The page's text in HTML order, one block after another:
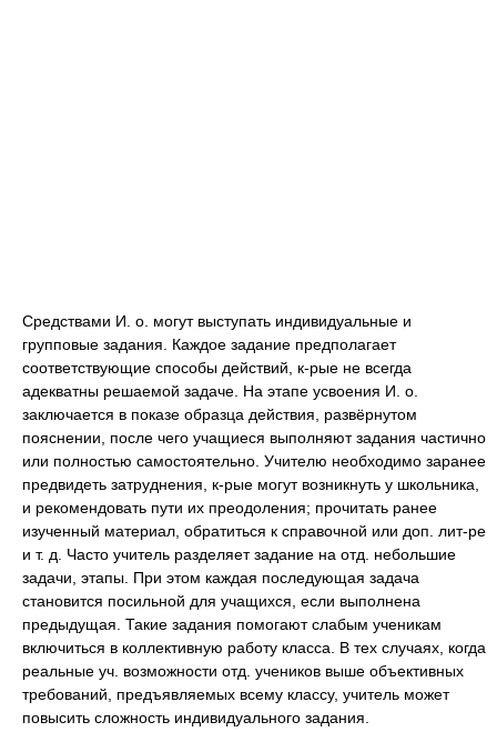
Средствами И. о. могут выступать индивидуальные и
групповые задания. Каждое задание предполагает
соответствующие способы действий, к-рые не всегда
адекватны решаемой задаче. На этапе усвоения И. о.
заключается в показе образца действия, развёрнутом
пояснении, после чего учащиеся выполняют задания частично
или полностью самостоятельно. Учителю необходимо заранее
предвидеть затруднения, к-рые могут возникнуть у школьника,
и рекомендовать пути их преодоления; прочитать ранее
изученный материал, обратиться к справочной или доп. лит-ре
и т. д. Часто учитель разделяет задание на отд. небольшие
задачи, этапы. При этом каждая последующая задача
становится посильной для учащихся, если выполнена
предыдущая. Такие задания помогают слабым ученикам
включиться в коллективную работу класса. В тех случаях, когда
реальные уч. возможности отд. учеников выше объективных
требований, предъявляемых всему классу, учитель может
повысить сложность индивидуального задания.